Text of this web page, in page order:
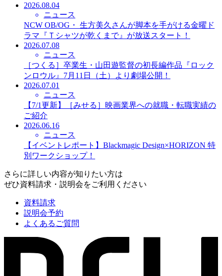
2026.08.04
ニュース
NCW OB/OG・ 生方美久さんが脚本を手がける金曜ド
ラマ『Ｔシャツが乾くまで』が放送スタート！
2026.07.08
ニュース
［つくる］卒業生・山田遊監督の初長編作品『ロック
ンロウル』7月11日（土）より劇場公開！
2026.07.01
ニュース
【7/1更新】［みせる］映画業界への就職・転職実績の
ご紹介
2026.06.16
ニュース
【イベントレポート】Blackmagic Design×HORIZON 特
別ワークショップ！
さらに詳しい内容が知りたい方は
ぜひ資料請求・説明会をご利用ください
資料請求
説明会予約
よくあるご質問